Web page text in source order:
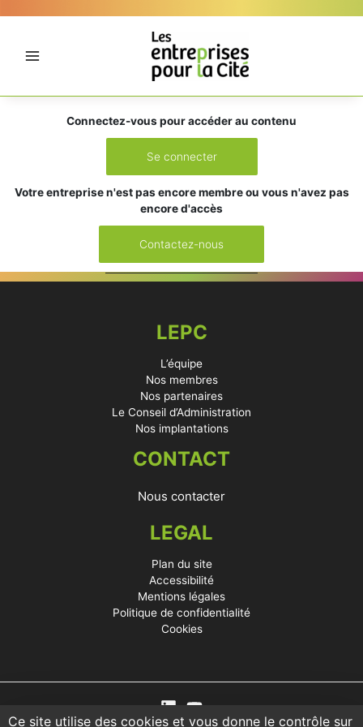
Ce site utilise des cookies et vous donne le contrôle sur
Connectez-vous pour accéder au contenu
Se connecter
Votre entreprise n'est pas encore membre ou vous n'avez pas
encore d'accès
Contactez-nous
LEPC
L’équipe
Nos membres
Nos partenaires
Le Conseil d’Administration
Nos implantations
CONTACT
Nous contacter
LEGAL
Plan du site
Accessibilité
Mentions légales
Politique de confidentialité
Cookies